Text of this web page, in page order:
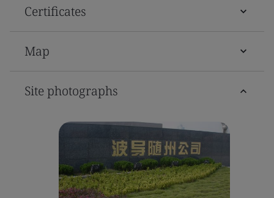
Certificates
Map
Site photographs